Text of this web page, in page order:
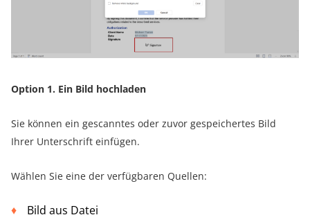
Option 1. Ein Bild hochladen
Sie können ein gescanntes oder zuvor gespeichertes Bild
Ihrer Unterschrift einfügen.
Wählen Sie eine der verfügbaren Quellen:
Bild aus Datei